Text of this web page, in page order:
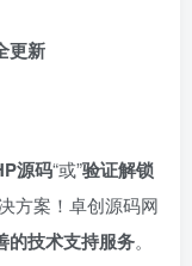
更新
源码“或”验证解锁
方案！卓创源码网
的技术支持服务。